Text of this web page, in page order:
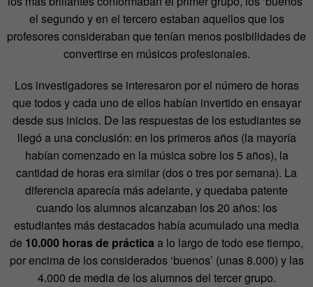
el segundo y en el tercero estaban aquellos que los
profesores consideraban que tenían menos posibilidades de
convertirse en músicos profesionales.
Los investigadores se interesaron por el número de horas
que todos y cada uno de ellos habían invertido en ensayar
desde sus inicios. De las respuestas de los estudiantes se
llegó a una conclusión: en los primeros años (la mayoría
habían comenzado en la música sobre los 5 años), la
cantidad de horas era similar (dos o tres por semana). La
diferencia aparecía más adelante, y quedaba patente
cuando los alumnos alcanzaban los 20 años: los
estudiantes más destacados había acumulado una media
de 10.000 horas de práctica a lo largo de todo ese tiempo,
por encima de los considerados ‘buenos’ (unas 8.000) y las
4.000 de media de los alumnos del tercer grupo.